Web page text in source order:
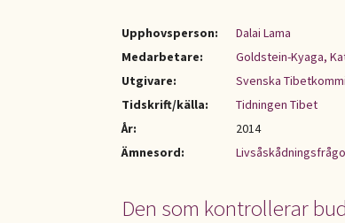
Upphovsperson:
Dalai Lama
Medarbetare:
Goldstein-Kyaga,
Utgivare:
Svenska
Tidskrift/källa:
Tidningen Tibet
År:
2014
Ämnesord:
Den som kontrollerar